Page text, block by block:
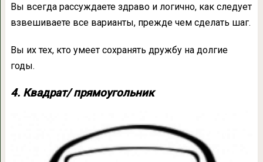
Вы всегда рассуждаете здраво и логично, как следует
взвешиваете все варианты, прежде чем сделать шаг.
Вы их тех, кто умеет сохранять дружбу на долгие
годы.
4. Квадрат/ прямоугольник